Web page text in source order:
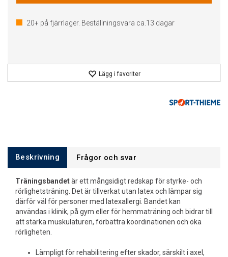
20+ på fjärrlager. Beställningsvara ca. 13 dagar
Lägg i favoriter
Beskrivning Frågor och svar
Träningsbandetär ett mångsidigt redskap för styrke- och
rörlighetsträning. Det är tillverkat utan latex och lämpar sig
därför väl för personer med latexallergi. Bandet kan
användas i klinik, på gym eller för hemmaträning och bidrar till
att stärka muskulaturen, förbättra koordinationen och öka
rörligheten.
Lämpligt för rehabilitering efter skador, särskilt i axel,